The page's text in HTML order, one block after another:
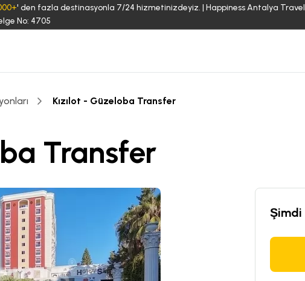
' den fazla destinasyonla 7/24 hizmetinizdeyiz. | Happiness Antalya
No: 4705
Kızılot - Güzeloba Transfer
Transfer
Şimdi